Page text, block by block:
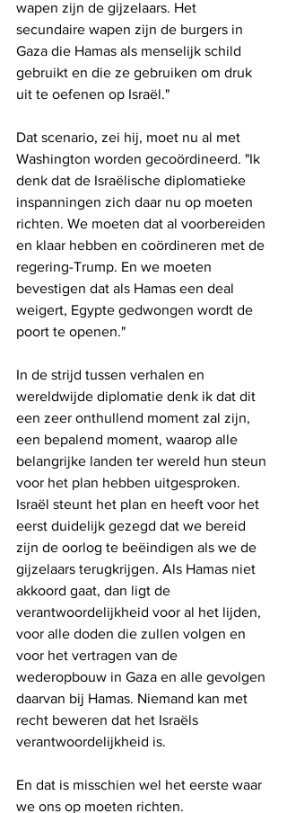
wapen zijn de gijzelaars. Het
secundaire wapen zijn de burgers in
Gaza die Hamas als menselijk schild
gebruikt en die ze gebruiken om druk
uit te oefenen op Israël."
Dat scenario, zei hij, moet nu al met
Washington worden gecoördineerd. "Ik
denk dat de Israëlische diplomatieke
inspanningen zich daar nu op moeten
richten. We moeten dat al voorbereiden
en klaar hebben en coördineren met de
regering-Trump. En we moeten
bevestigen dat als Hamas een deal
weigert, Egypte gedwongen wordt de
poort te openen."
In de strijd tussen verhalen en
wereldwijde diplomatie denk ik dat dit
een zeer onthullend moment zal zijn,
een bepalend moment, waarop alle
belangrijke landen ter wereld hun steun
voor het plan hebben uitgesproken.
Israël steunt het plan en heeft voor het
eerst duidelijk gezegd dat we bereid
zijn de oorlog te beëindigen als we de
gijzelaars terugkrijgen. Als Hamas niet
akkoord gaat, dan ligt de
verantwoordelijkheid voor al het lijden,
voor alle doden die zullen volgen en
voor het vertragen van de
wederopbouw in Gaza en alle gevolgen
daarvan bij Hamas. Niemand kan met
recht beweren dat het Israëls
verantwoordelijkheid is.
En dat is misschien wel het eerste waar
we ons op moeten richten.